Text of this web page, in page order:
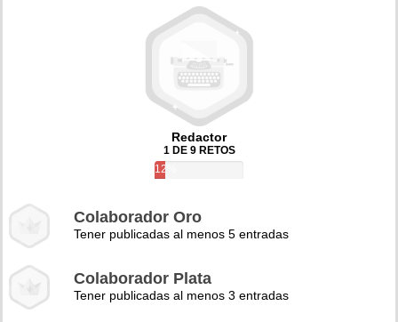
Redactor
1 DE 9 RETOS
12%
Colaborador Oro
Tener publicadas al menos 5 entradas
Colaborador Plata
Tener publicadas al menos 3 entradas